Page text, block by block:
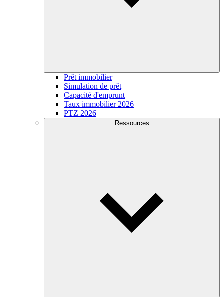
Prêt immobilier
Simulation de prêt
Capacité d'emprunt
Taux immobilier 2026
PTZ 2026
Ressources